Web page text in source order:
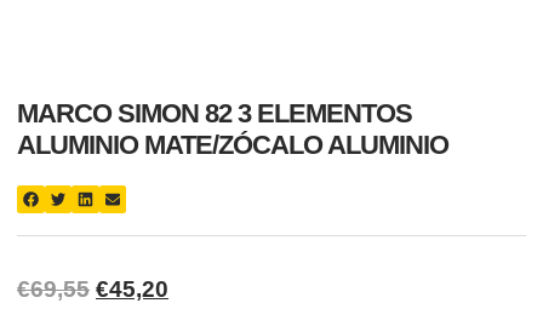
MARCO SIMON 82 3 ELEMENTOS
ALUMINIO MATE/ZÓCALO ALUMINIO
€69,55 €45,20